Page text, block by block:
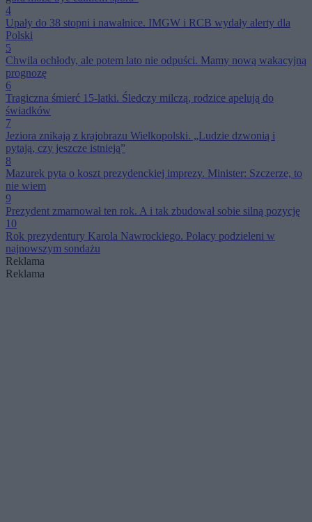
4
Upały do 38 stopni i nawałnice. IMGW i RCB wydały alerty dla
Polski
5
Chwila ochłody, ale potem lato nie odpuści. Mamy nową wakacyjną
prognozę
6
Tragiczna śmierć 15-latki. Śledczy milczą, rodzice apelują do
świadków
7
Jeziora znikają z krajobrazu Wielkopolski. „Ludzie dzwonią i
pytają, czy jeszcze istnieją”
8
Mazurek pyta o koszt prezydenckiej imprezy. Minister: Szczerze, to
nie wiem
9
Prezydent zmarnował ten rok. A i tak zbudował sobie silną pozycję
10
Rok prezydentury Karola Nawrockiego. Polacy podzieleni w
najnowszym sondażu
Reklama
Reklama